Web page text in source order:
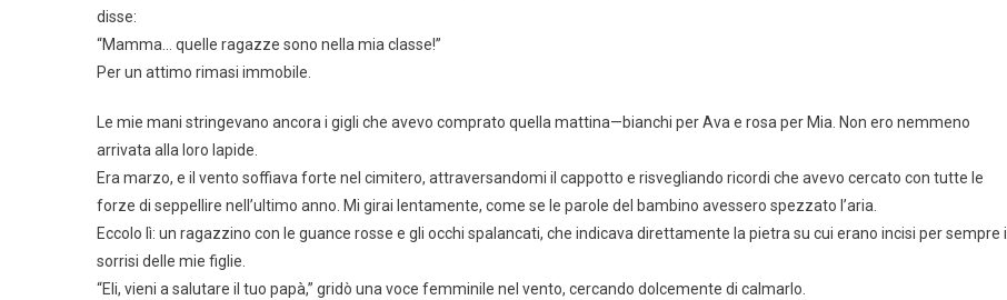
disse:
“Mamma… quelle ragazze sono nella mia classe!”
Per un attimo rimasi immobile.
Le mie mani stringevano ancora i gigli che avevo comprato quella mattina—bianchi per Ava e rosa per Mia. Non ero nemmeno
arrivata alla loro lapide.
Era marzo, e il vento soffiava forte nel cimitero, attraversandomi il cappotto e risvegliando ricordi che avevo cercato con tutte le
forze di seppellire nell’ultimo anno. Mi girai lentamente, come se le parole del bambino avessero spezzato l’aria.
Eccolo lì: un ragazzino con le guance rosse e gli occhi spalancati, che indicava direttamente la pietra su cui erano incisi per sempre i
sorrisi delle mie figlie.
“Eli, vieni a salutare il tuo papà,” gridò una voce femminile nel vento, cercando dolcemente di calmarlo.